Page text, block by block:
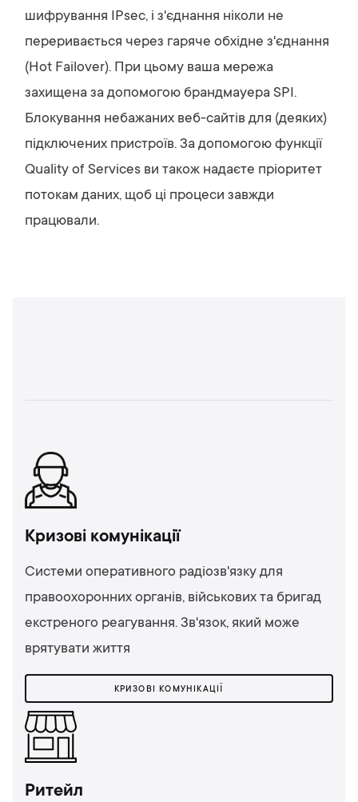
шифрування IPsec, і з'єднання ніколи не
переривається через гаряче обхідне з'єднання
(Hot Failover). При цьому ваша мережа
захищена за допомогою брандмауера SPI.
Блокування небажаних веб-сайтів для (деяких)
підключених пристроїв. За допомогою функції
Quality of Services ви також надаєте пріоритет
потокам даних, щоб ці процеси завжди
працювали.
Кризові комунікації
Системи оперативного радіозв'язку для
правоохоронних органів, військових та бригад
екстреного реагування. Зв'язок, який може
врятувати життя
КРИЗОВІ КОМУНІКАЦІЇ
Ритейл